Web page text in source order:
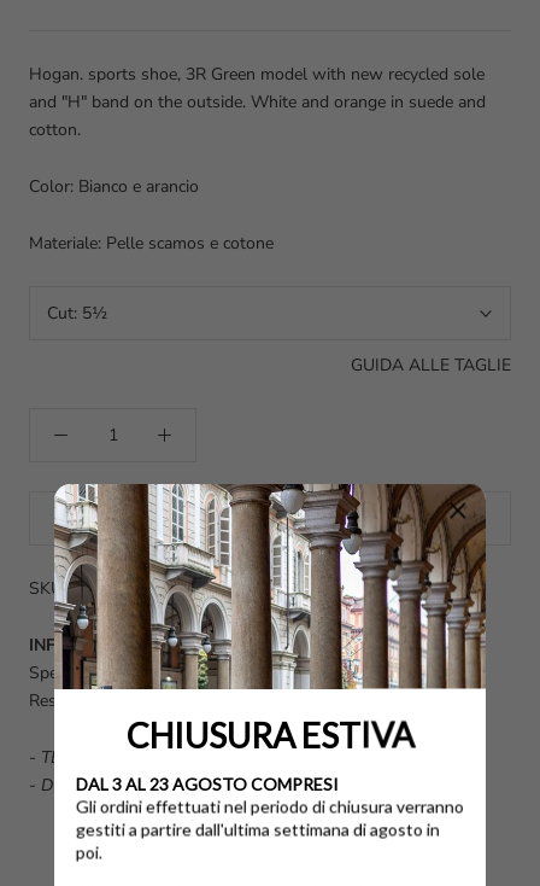
Hogan. sports shoe, 3R Green model with new recycled sole
and "H" band on the outside. White and orange in suede and
cotton.
Color: Bianco e arancio
Materiale: Pelle scamos e cotone
Cut: 5½
GUIDA ALLE TAGLIE
SOLD OUT
SKU: H5M5900EF10R6V99ZF-5½
INFO UTILI
Spese di spedizione calcolate al momento dell'acquisto.
Reso disponibile fino a 14 giorni dalla data di consegna.
- TERMINI E CONDIZIONI GENERALI DI VENDITA
- DOMANDE FREQUENTI FAQ
CHIUSURA ESTIVA
DAL 3 AL 23 AGOSTO COMPRESI
Gli ordini effettuati nel periodo di chiusura verranno
gestiti a partire dall'ultima settimana di agosto in
poi.